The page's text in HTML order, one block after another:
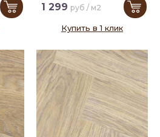
1 299 руб / м2
Купить в 1 клик